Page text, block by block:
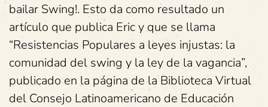
bailar Swing!. Esto da como resultado un
artículo que publica Eric y que se llama
“Resistencias Populares a leyes injustas: la
comunidad del swing y la ley de la vagancia”,
publicado en la página de la Biblioteca Virtual
del Consejo Latinoamericano de Educación